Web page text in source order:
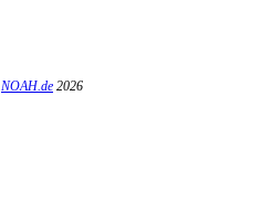
NOAH.de 2026